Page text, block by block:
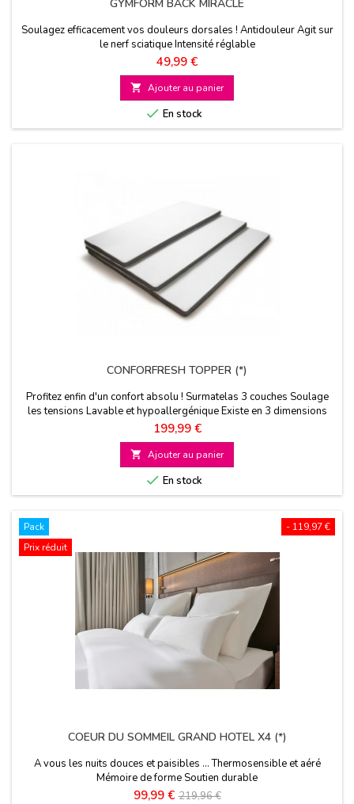
GYMFORM BACK MIRACLE
Soulagez efficacement vos douleurs dorsales ! Antidouleur Agit sur
le nerf sciatique Intensité réglable
Prix
49,99 €
 Ajouter au panier
 En stock
CONFORFRESH TOPPER (*)
Profitez enfin d'un confort absolu ! Surmatelas 3 couches Soulage
les tensions Lavable et hypoallergénique Existe en 3 dimensions
Prix
199,99 €
 Ajouter au panier
 En stock
- 119,97 €
Pack
Prix réduit
COEUR DU SOMMEIL GRAND HOTEL X4 (*)
A vous les nuits douces et paisibles ... Thermosensible et aéré
Mémoire de forme Soutien durable
Prix
99,99 € Prix
219,96 €